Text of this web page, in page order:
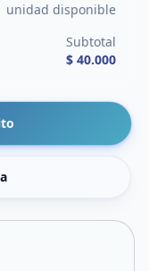
unidad disponible
Subtotal
$ 40.000